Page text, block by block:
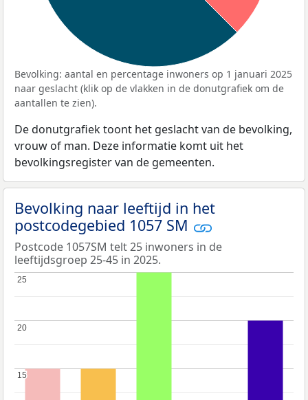
Bevolking: aantal en percentage inwoners op 1 januari 2025
naar geslacht (klik op de vlakken in de donutgrafiek om de
aantallen te zien).
De donutgrafiek toont het geslacht van de bevolking,
vrouw of man. Deze informatie komt uit het
bevolkingsregister van de gemeenten.
Bevolking naar leeftijd in het
postcodegebied 1057 SM
Postcode 1057SM telt 25 inwoners in de
leeftijdsgroep 25-45 in 2025.
15
15
20
20
25
25